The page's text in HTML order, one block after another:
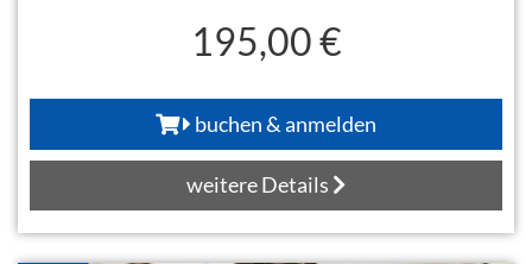
195,00 €
buchen & anmelden
weitere Details